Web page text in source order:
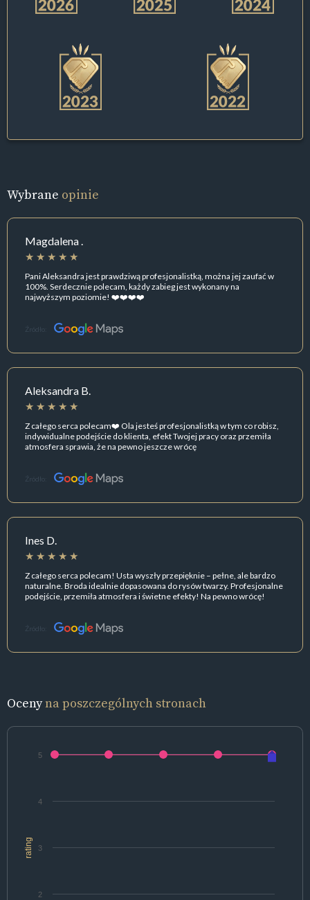
Wybrane opinie
Magdalena .
Pani Aleksandra jest prawdziwą profesjonalistką, można jej zaufać w
100%. Serdecznie polecam, każdy zabieg jest wykonany na
najwyższym poziomie! ❤️❤️❤️❤️
Źródło:
Aleksandra B.
Z całego serca polecam❤️ Ola jesteś profesjonalistką w tym co robisz,
indywidualne podejście do klienta, efekt Twojej pracy oraz przemiła
atmosfera sprawia, że na pewno jeszcze wrócę
Źródło:
Ines D.
Z całego serca polecam! Usta wyszły przepięknie – pełne, ale bardzo
naturalne. Broda idealnie dopasowana do rysów twarzy. Profesjonalne
podejście, przemiła atmosfera i świetne efekty! Na pewno wrócę!
Źródło:
Ocenyna poszczególnych stronach
rating
2
3
4
5